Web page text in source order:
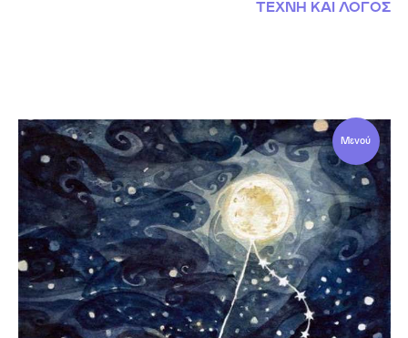
Μενού
ΤΕΧΝΗ ΚΑΙ ΛΟΓΟΣ